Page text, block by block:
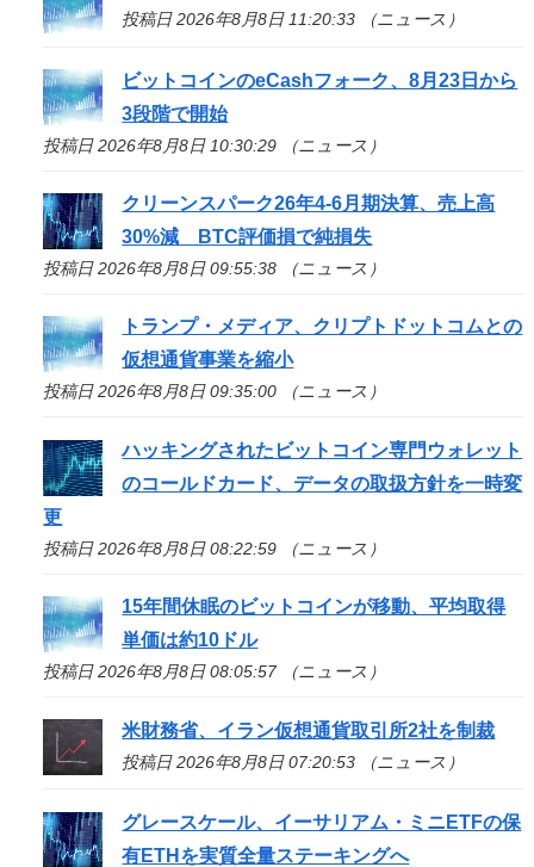
投稿日 2026年8月8日 11:20:33 （ニュース）
ビットコインのeCashフォーク、8月23日から
3段階で開始
投稿日 2026年8月8日 10:30:29 （ニュース）
クリーンスパーク26年4-6月期決算、売上高
30%減 BTC評価損で純損失
投稿日 2026年8月8日 09:55:38 （ニュース）
トランプ・メディア、クリプトドットコムとの
仮想通貨事業を縮小
投稿日 2026年8月8日 09:35:00 （ニュース）
ハッキングされたビットコイン専門ウォレット
のコールドカード、データの取扱方針を一時変
更
投稿日 2026年8月8日 08:22:59 （ニュース）
15年間休眠のビットコインが移動、平均取得
単価は約10ドル
投稿日 2026年8月8日 08:05:57 （ニュース）
米財務省、イラン仮想通貨取引所2社を制裁
投稿日 2026年8月8日 07:20:53 （ニュース）
グレースケール、イーサリアム・ミニETFの保
有ETHを実質全量ステーキングへ